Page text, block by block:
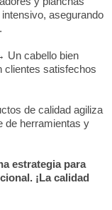
asegurando
Un cabello bien
clientes satisfechos
de calidad agiliza
de herramientas y
estrategia para
¡La calidad